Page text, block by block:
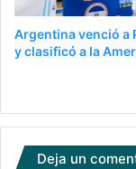
Argentina venció a
y clasificó a la
Deja un